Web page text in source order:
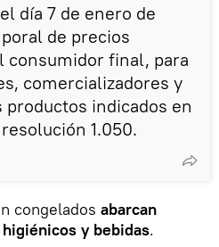
día 7 de enero de
de precios
consumidor final, para
comercializadores y
indicados en
1.050.
congelados abarcan
y bebidas.